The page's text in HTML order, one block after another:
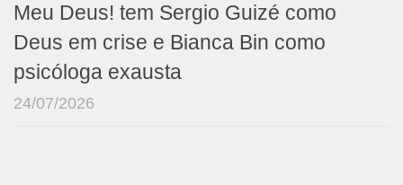
Meu Deus! tem Sergio Guizé como
Deus em crise e Bianca Bin como
psicóloga exausta
24/07/2026